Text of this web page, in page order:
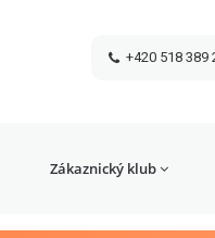
+420 518 389
Zákaznický klub